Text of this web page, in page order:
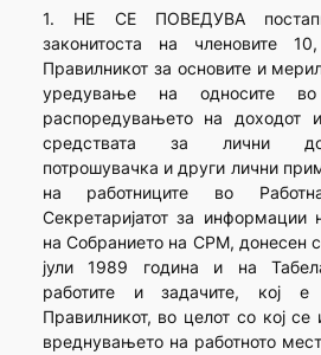
1. НЕ СЕ ПОВЕДУВА
законитоста на членовите
Правилникот за основите и
уредување на односите
распоредувањето на доходот
средствата за лични
потрошувачка и други лични
на работниците во
Секретаријатот за информации
на Собранието на СРМ, донесен
јули 1989 година и на
работите и задачите, кој
Правилникот, во целот со кој
вреднувањето на работното